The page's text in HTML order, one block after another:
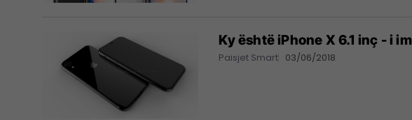
Ky është iPhone X 6.1 inç - i
Paisjet Smart 03/06/2018